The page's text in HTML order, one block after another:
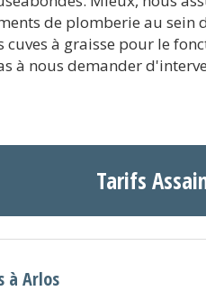
de plomberie au sein
à graisse pour le
à nous demander
Tarifs
à Arlos